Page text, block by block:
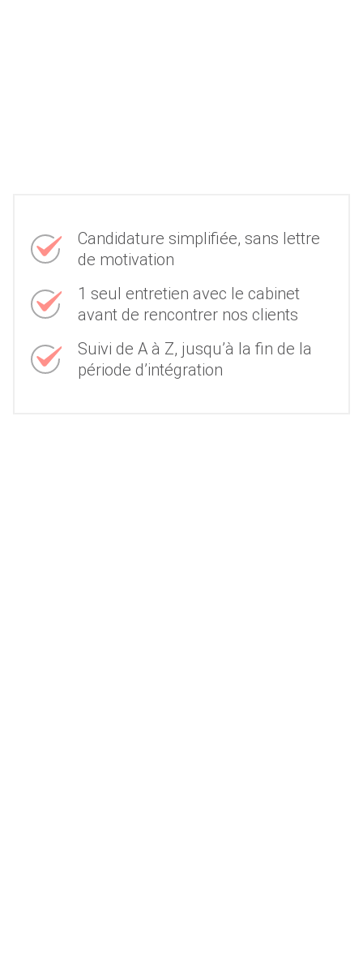
Candidature simplifiée, sans lettre
de motivation
1 seul entretien avec le cabinet
avant de rencontrer nos clients
Suivi de A à Z, jusqu’à la fin de la
période d’intégration